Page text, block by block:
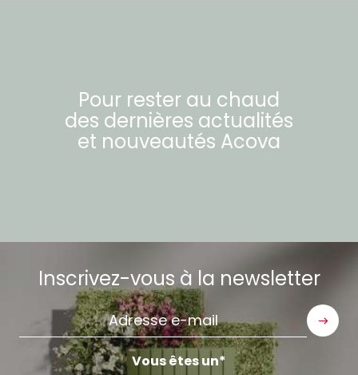
Pour rester au chaud
des dernières actualités
et nouveautés Acova
Inscrivez-vous à la newsletter
Adresse
e-
mail
Vous êtes un